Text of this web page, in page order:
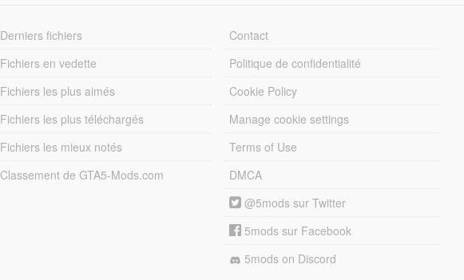
Derniers fichiers
Fichiers en vedette
Fichiers les plus aimés
Fichiers les plus téléchargés
Fichiers les mieux notés
Classement de GTA5-Mods.com
Contact
Politique de confidentialité
Cookie Policy
Manage cookie settings
Terms of Use
DMCA
@5mods sur Twitter
5mods sur Facebook
5mods on Discord